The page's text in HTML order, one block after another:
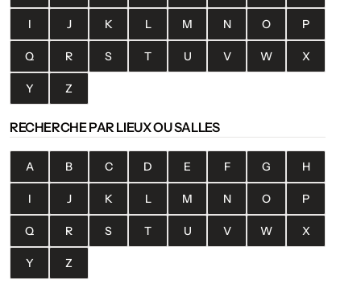
I J K L M N O P
Q R S T U V W X
Y Z
RECHERCHE PAR LIEUX OU SALLES
A B C D E F G H
I J K L M N O P
Q R S T U V W X
Y Z